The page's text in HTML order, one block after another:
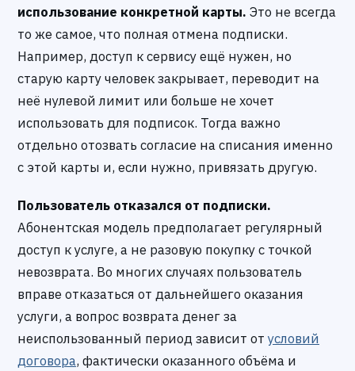
использование конкретной карты. Это не всегда
то же самое, что полная отмена подписки.
Например, доступ к сервису ещё нужен, но
старую карту человек закрывает, переводит на
неё нулевой лимит или больше не хочет
использовать для подписок. Тогда важно
отдельно отозвать согласие на списания именно
с этой карты и, если нужно, привязать другую.
Пользователь отказался от подписки.
Абонентская модель предполагает регулярный
доступ к услуге, а не разовую покупку с точкой
невозврата. Во многих случаях пользователь
вправе отказаться от дальнейшего оказания
услуги, а вопрос возврата денег за
неиспользованный период зависит от условий
договора, фактически оказанного объёма и